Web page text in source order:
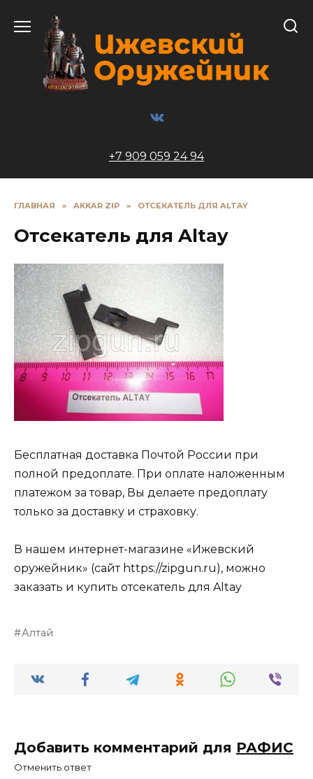
содержанию
+7 909 059 24 94
ГЛАВНАЯ » AKKAR ZIP » ОТСЕКАТЕЛЬ ДЛЯ ALTAY
Отсекатель для Altay
Бесплатная доставка Почтой России при
полной предоплате. При оплате наложенным
платежом за товар, Вы делаете предоплату
только за доставку и страховку.
В нашем интернет-магазине «Ижевский
оружейник» (сайт https://zipgun.ru), можно
заказать и купить отсекатель для Altay
Алтай
Добавить комментарий для РАФИС
Отменить ответ